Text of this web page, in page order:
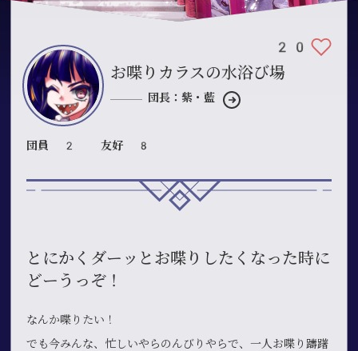
20
お喋りカラスの水浴び場
団長：紫・藍
団員 2 友好 8
とにかくダーッとお喋りしたくなった時に
どーうっぞ！
なんか喋りたい！
でも今みんな、忙しいやらのんびりやらで、一人お喋り躊躇